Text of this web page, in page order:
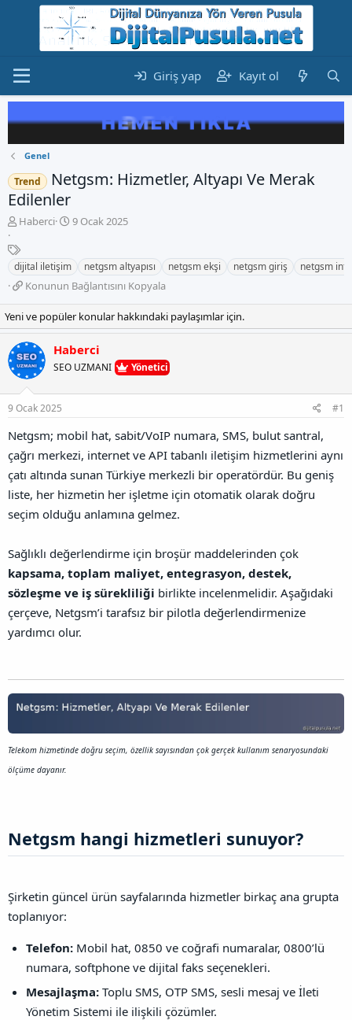
Giriş yap Kayıt ol
Genel
Trend
Netgsm: Hizmetler, Altyapı Ve Merak
Edilenler
K
n
b
u
y
u
b
a
ş
l
a
t
a
Haberci
B
n
g
ı
ç
t
a
i
9 Ocak 2025
E
t
i
e
t
l
e
r
dijital iletişim netgsm altyapısı netgsm ekşi netgsm giriş netgsm
K
n
u
n
u
n
ğ
a
n
ı
s
ı
K
o
p
y
a
a
Konunun Bağlantısını Kopyala
Yeni ve popüler konular hakkındaki paylaşımlar için.
Haberci
SEO UZMANI Yönetici
9 Ocak 2025 #1
Netgsm; mobil hat, sabit/VoIP numara, SMS, bulut santral,
çağrı merkezi, internet ve API tabanlı iletişim hizmetlerini aynı
çatı altında sunan Türkiye merkezli bir operatördür. Bu geniş
liste, her hizmetin her işletme için otomatik olarak doğru
seçim olduğu anlamına gelmez.
Sağlıklı değerlendirme için broşür maddelerinden çok
kapsama, toplam maliyet, entegrasyon, destek,
sözleşme ve iş sürekliliği birlikte incelenmelidir. Aşağıdaki
çerçeve, Netgsm’i tarafsız bir pilotla değerlendirmenize
yardımcı olur.
Telekom hizmetinde doğru seçim, özellik sayısından çok gerçek kullanım senaryosundaki
ölçüme dayanır.
Netgsm hangi hizmetleri sunuyor?​
Şirketin güncel ürün sayfalarında hizmetler birkaç ana grupta
toplanıyor:
Telefon: Mobil hat, 0850 ve coğrafi numaralar, 0800’lü
numara, softphone ve dijital faks seçenekleri.
Mesajlaşma: Toplu SMS, OTP SMS, sesli mesaj ve İleti
Yönetim Sistemi ile ilişkili çözümler.